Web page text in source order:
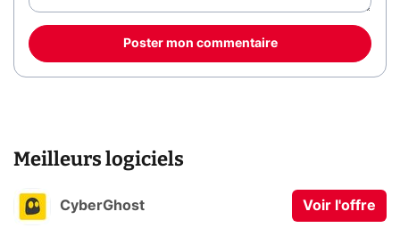
Poster mon commentaire
Meilleurs logiciels
CyberGhost Voir l'offre